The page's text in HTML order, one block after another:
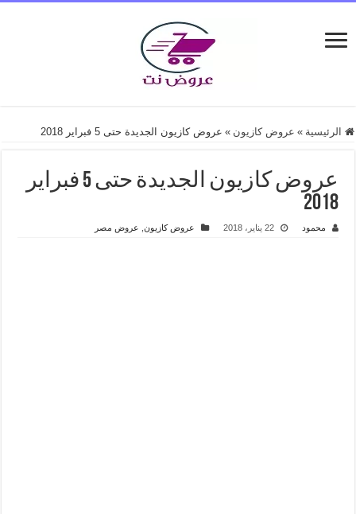
الرئيسية » عروض كازيون » عروض كازيون الجديدة حتى 5 فبراير 2018
عروض كازيون الجديدة حتى 5 فبراير
2018
محمود 22 يناير، 2018 عروض كازيون, عروض مصر